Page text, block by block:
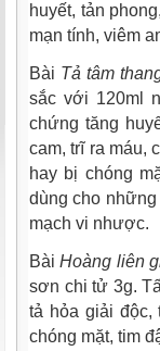
huyết, tản
mạn tính, viêm
Bài Tả tâm
sắc với 120ml
chứng tăng
cam, trĩ ra máu,
hay bị chóng
dùng cho
mạch vi nhược.
BàiHoàng liên
sơn chi tử 3g.
tả hỏa giải độc,
chóng mặt, tim